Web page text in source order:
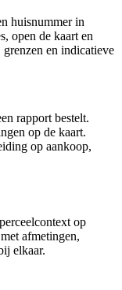
huisnummer in
open de kaart en
en indicatieve
rapport bestelt.
op de kaart.
op aankoop,
op
afmetingen,
elkaar.